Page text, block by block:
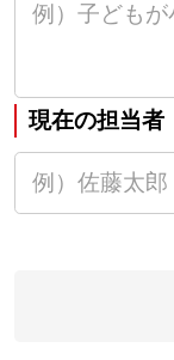
現在の担当者